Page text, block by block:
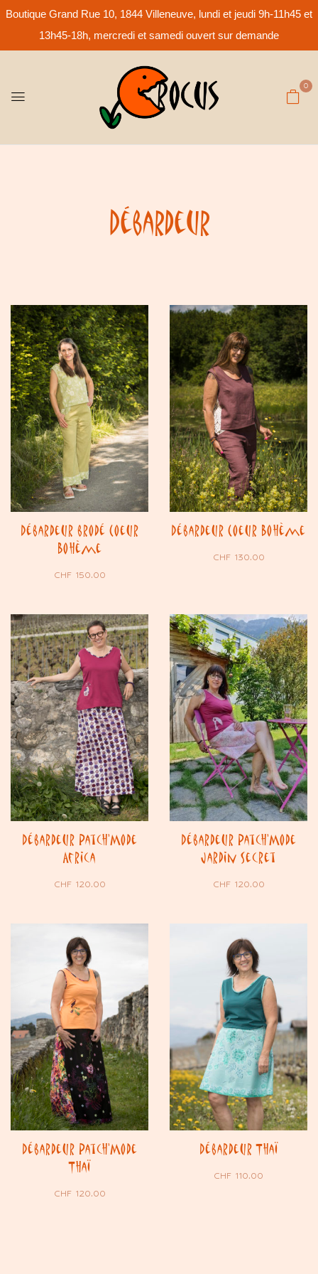
Boutique Grand Rue 10, 1844 Villeneuve, lundi et jeudi 9h-11h45 et
13h45-18h, mercredi et samedi ouvert sur demande
0
Débardeur
Débardeur brodé Coeur
Bohème
CHF150.00
Débardeur Coeur Bohème
CHF130.00
Débardeur Patch’Mode
Africa
CHF120.00
Débardeur Patch’Mode
Jardin Secret
CHF120.00
Débardeur Patch’Mode
Thaï
CHF120.00
Débardeur Thaï
CHF 110.00